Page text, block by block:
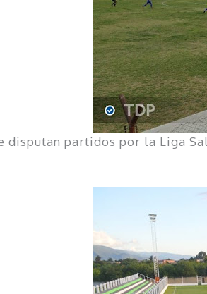
disputan partidos por la Liga